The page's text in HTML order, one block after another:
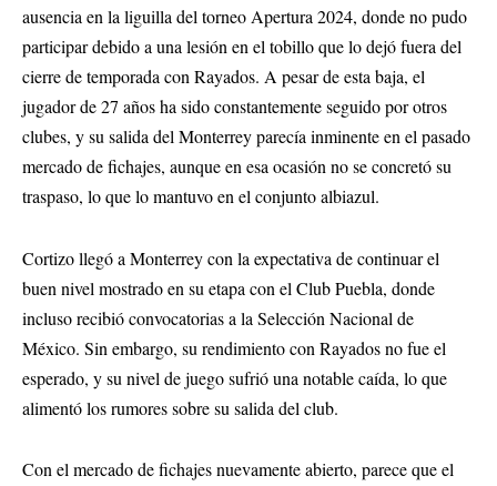
ausencia en la liguilla del torneo Apertura 2024, donde no pudo
participar debido a una lesión en el tobillo que lo dejó fuera del
cierre de temporada con Rayados. A pesar de esta baja, el
jugador de 27 años ha sido constantemente seguido por otros
clubes, y su salida del Monterrey parecía inminente en el pasado
mercado de fichajes, aunque en esa ocasión no se concretó su
traspaso, lo que lo mantuvo en el conjunto albiazul.
Cortizo llegó a Monterrey con la expectativa de continuar el
buen nivel mostrado en su etapa con el Club Puebla, donde
incluso recibió convocatorias a la Selección Nacional de
México. Sin embargo, su rendimiento con Rayados no fue el
esperado, y su nivel de juego sufrió una notable caída, lo que
alimentó los rumores sobre su salida del club.
Con el mercado de fichajes nuevamente abierto, parece que el